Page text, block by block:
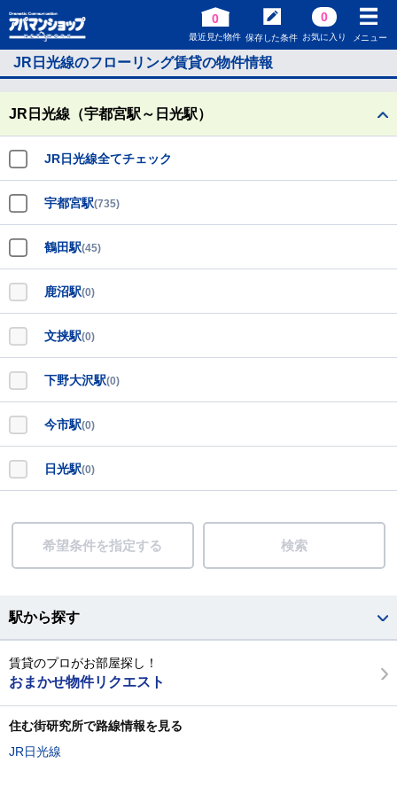
0
最近見た物件 保存した条件
0
お気に入り メニュー
JR日光線のフローリング賃貸の物件情報
JR日光線（宇都宮駅～日光駅）
JR日光線全てチェック
宇都宮駅(735)
鶴田駅(45)
鹿沼駅(0)
文挟駅(0)
下野大沢駅(0)
今市駅(0)
日光駅(0)
希望条件を指定する 検索
駅から探す
賃貸のプロがお部屋探し！
おまかせ物件リクエスト
住む街研究所で路線情報を見る
JR日光線